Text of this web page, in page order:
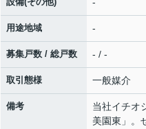
用途地域 -
募集戸数 / 総戸数 - / -
取引態様 一般媒介
備考
当社イチオ
美園東」。